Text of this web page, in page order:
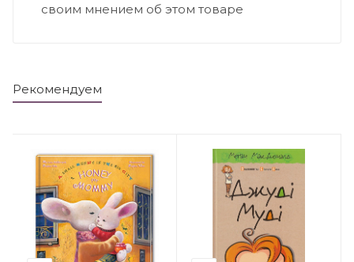
своим мнением об этом товаре
Рекомендуем